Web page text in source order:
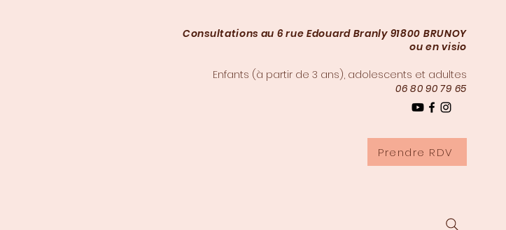
Consultations au 6 rue Edouard Branly 91800 BRUNOY
ou en visio
Enfants (à partir de 3 ans), adolescents et adultes
06 80 90 79 65
Prendre RDV